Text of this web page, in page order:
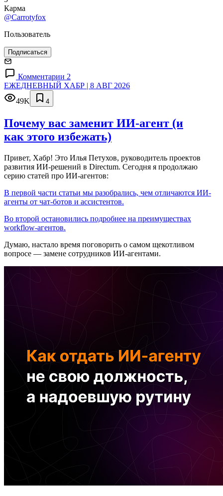
Карма
@Carrotyfox
Пользователь
Подписаться
Комментарии 2
ЕЖЕДНЕВНЫЙ ХАБР | 8 АВГ 2026
49K
4
Почему вас заменит ИИ‑агент (и
как этого избежать)
Привет, Хабр! Это Илья Петухов, руководитель проектов
развития ИИ-решений в Directum. Сегодня я продолжаю
серию статей про ИИ-агентов:
В первой части статьи мы разобрались, чем отличаются ИИ-
агенты от чат-ботов и ассистентов.
Во второй остановились подробнее на преимуществах
workflow-агентов.
Думаю, настало время поговорить о самом щекотливом
вопросе — замене сотрудников ИИ-агентами.